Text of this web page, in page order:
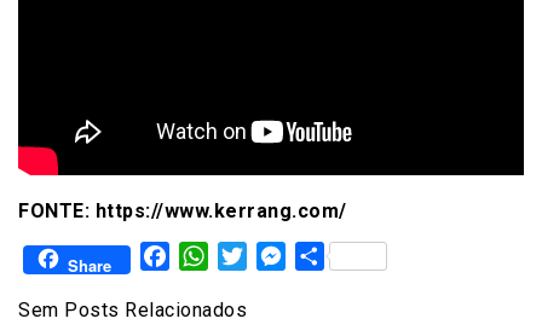
FONTE: https://www.kerrang.com/
Share FacebookWhatsAppTwitterMessenger
Share
Sem Posts Relacionados